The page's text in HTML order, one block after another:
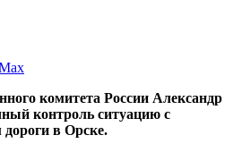
комитета России Александр
контроль ситуацию с
в Орске.